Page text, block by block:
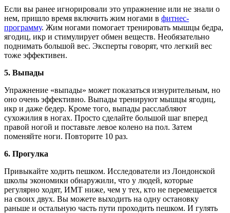
Если вы ранее игнорировали это упражнение или не знали о
нем, пришло время включить жим ногами в фитнес-
программу. Жим ногами помогает тренировать мышцы бедра,
ягодиц, икр и стимулирует обмен веществ. Необязательно
поднимать большой вес. Эксперты говорят, что легкий вес
тоже эффективен.
5. Выпады
Упражнение «выпады» может показаться изнурительным, но
оно очень эффективно. Выпады тренируют мышцы ягодиц,
икр и даже бедер. Кроме того, выпады расслабляют
сухожилия в ногах. Просто сделайте большой шаг вперед
правой ногой и поставьте левое колено на пол. Затем
поменяйте ноги. Повторите 10 раз.
6. Прогулка
Привыкайте ходить пешком. Исследователи из Лондонской
школы экономики обнаружили, что у людей, которые
регулярно ходят, ИМТ ниже, чем у тех, кто не перемещается
на своих двух. Вы можете выходить на одну остановку
раньше и остальную часть пути проходить пешком. И гулять